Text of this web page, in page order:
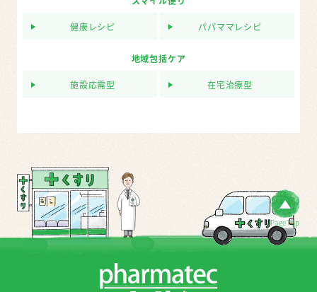
健康レシピ パパママレシピ
地域包括ケア
施設応需型 在宅治療型
PageTop